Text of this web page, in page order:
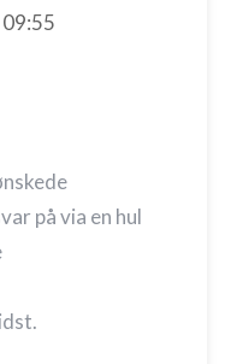
09:55
på via en hul